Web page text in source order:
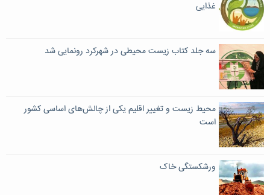
غذایی
سه جلد کتاب زیست محیطی در شهرکرد رونمایی شد
محیط زیست و تغییر اقلیم یکی از چالش‌های اساسی کشور
است
ورشکستگی خاک